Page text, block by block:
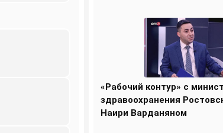
«Рабочий контур» с
здравоохранения
Наири Варданяном